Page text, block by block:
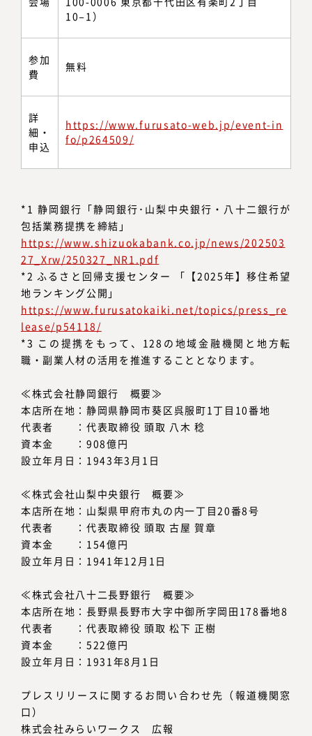
10−1）
参加
費
無料
詳
細・
申込
https://www.furusato-web.jp/event-in
fo/p264509/
*1 静岡銀行「静岡銀行･山梨中央銀行・八十二銀行が
包括業務提携を締結」
https://www.shizuokabank.co.jp/news/202503
27_Xrw/250327_NR1.pdf
*2 ふるさと回帰支援センター 「【2025年】移住希望
地ランキング公開」
https://www.furusatokaiki.net/topics/press_re
lease/p54118/
*3 この提携をもって、128の地域金融機関と地方転
職・副業人材の活用を推進することとなります。
≪株式会社静岡銀行 概要≫
本店所在地：静岡県静岡市葵区呉服町1丁目10番地
代表者 ：代表取締役 頭取 八木 稔
資本金 ：908億円
設立年月日：1943年3月1日
≪株式会社山梨中央銀行 概要≫
本店所在地：山梨県甲府市丸の内一丁目20番8号
代表者 ：代表取締役 頭取 古屋 賀章
資本金 ：154億円
設立年月日：1941年12月1日
≪株式会社八十二長野銀行 概要≫
本店所在地：長野県長野市大字中御所字岡田178番地8
代表者 ：代表取締役 頭取 松下 正樹
資本金 ：522億円
設立年月日：1931年8月1日
プレスリリースに関するお問い合わせ先（報道機関窓
口）
株式会社みらいワークス 広報